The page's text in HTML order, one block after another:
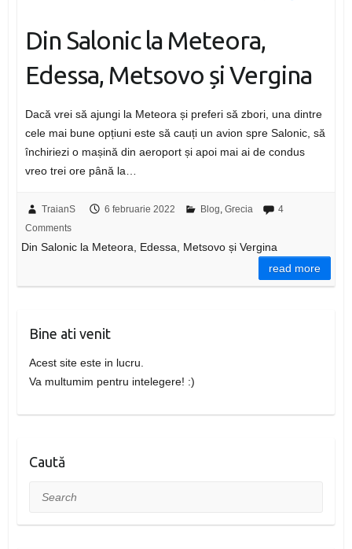
Din Salonic la Meteora,
Edessa, Metsovo și Vergina
Dacă vrei să ajungi la Meteora și preferi să zbori, una dintre
cele mai bune opțiuni este să cauți un avion spre Salonic, să
închiriezi o mașină din aeroport și apoi mai ai de condus
vreo trei ore până la…
TraianS 6 februarie 2022 Blog, Grecia
4
Comments
Din Salonic la Meteora, Edessa, Metsovo și Vergina
read more
Bine ati venit
Acest site este in lucru.
Va multumim pentru intelegere! :)
Caută
Search